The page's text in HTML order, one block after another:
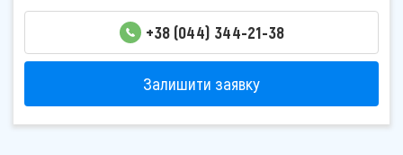
+38 (044) 344-21-38
Залишити заявку